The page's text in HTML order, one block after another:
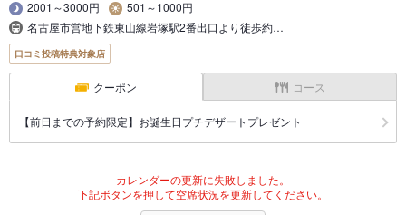
2001～3000円
501～1000円
名古屋市営地下鉄東山線岩塚駅2番出口より徒歩約…
口コミ投稿特典対象店
クーポン コース
【前日までの予約限定】お誕生日プチデザートプレゼント
カレンダーの更新に失敗しました。
下記ボタンを押して空席状況を更新してください。